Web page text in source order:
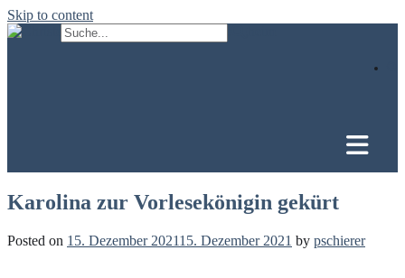
Skip to content
Karolina zur Vorlesekönigin gekürt
Posted on 15. Dezember 202115. Dezember 2021 by pschierer